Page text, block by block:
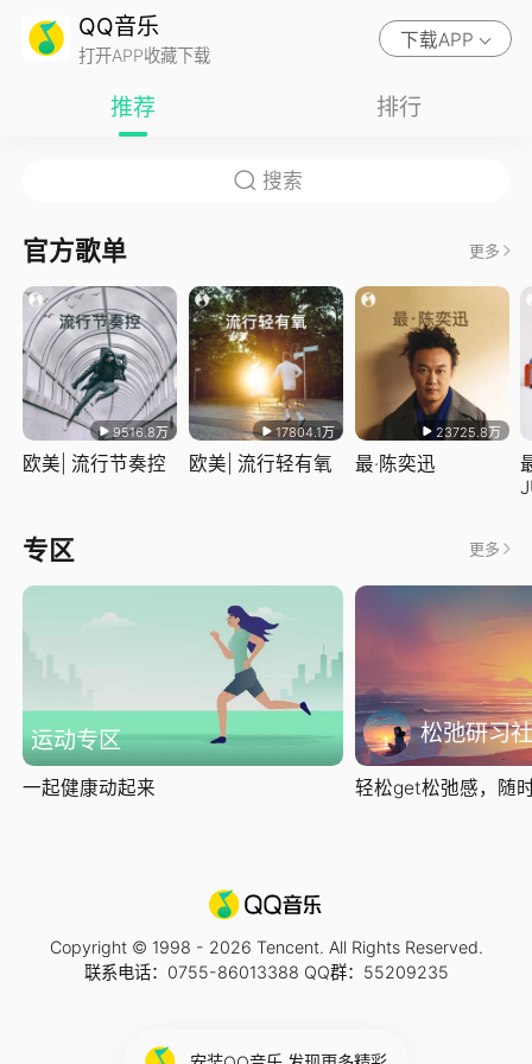
QQ音乐
打开APP收藏下载
下载APP
推荐 排行
官方歌单 更多
9516.8万
欧美| 流行节奏控
17804.1万
欧美| 流行轻有氧
23725.8万
最·陈奕迅
专区 更多
运动专区
一起健康动起来
松弛研习社
轻松get松弛感，随
Copyright © 1998 - 2026 Tencent. All Rights Reserved.
联系电话：0755-86013388 QQ群：55209235